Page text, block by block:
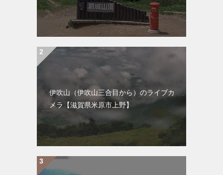
伊吹山（伊吹山三合目から）のライブカ
メラ【滋賀県米原市上野】